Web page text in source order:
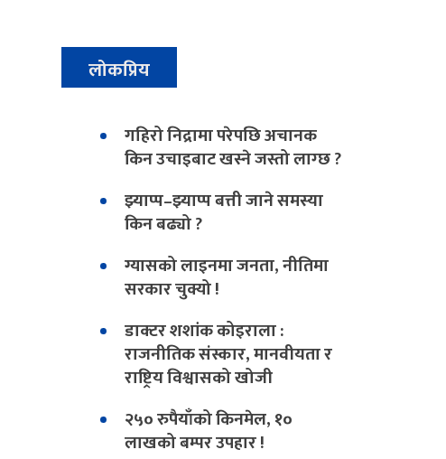
लोकप्रिय
गहिरो निद्रामा परेपछि अचानक
किन उचाइबाट खस्ने जस्तो लाग्छ ?
झ्याप्प–झ्याप्प बत्ती जाने समस्या
किन बढ्यो ?
ग्यासको लाइनमा जनता, नीतिमा
सरकार चुक्यो !
डाक्टर शशांक कोइराला :
राजनीतिक संस्कार, मानवीयता र
राष्ट्रिय विश्वासको खोजी
२५० रुपैयाँको किनमेल, १०
लाखको बम्पर उपहार !